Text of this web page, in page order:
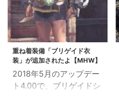
重ね着装備「ブリゲイド衣
装」が追加されたよ【MHW】
2018年5月のアップデー
ト4.00で、ブリゲイドシ